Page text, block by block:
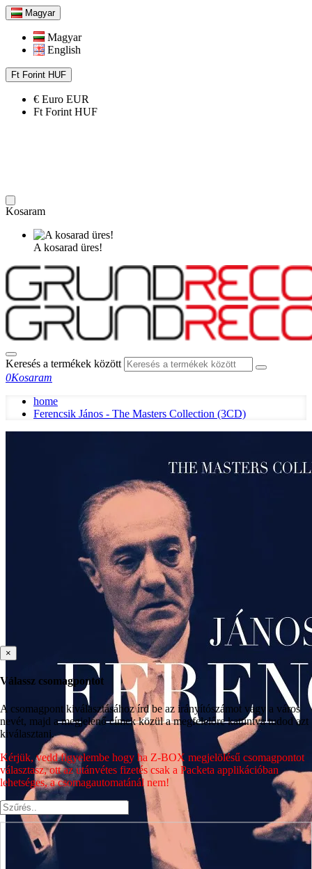
Magyar
Magyar
English
Ft Forint HUF
€ Euro EUR
Ft Forint HUF
Kosaram
A kosarad üres!
Keresés a termékek között
0Kosaram
home
Ferencsik János - The Masters Collection (3CD)
×
Válassz csomagpontot
A csomagpont kiválasztásához írd be az irányítószámot vagy a város
nevét, majd a megjelenő címek közül a megfelelőre kattintva tudod azt
kiválasztani.
Kérjük, vedd figyelembe hogy ha Z-BOX megjelölésű csomagpontot
választasz, ott az utánvétes fizetés csak a Packeta applikációban
lehetséges, a csomagautomatánál nem!